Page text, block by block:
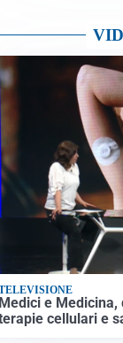
Medici e
cellulari e